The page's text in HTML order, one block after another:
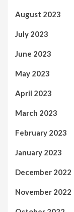
August 2023
July 2023
June 2023
May 2023
April 2023
March 2023
February 2023
January 2023
December 2022
November 2022